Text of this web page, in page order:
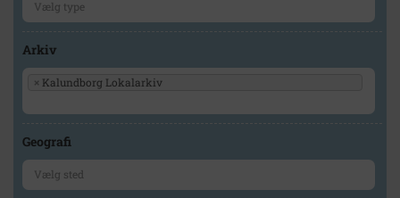
Arkiv
× Kalundborg Lokalarkiv
Geografi